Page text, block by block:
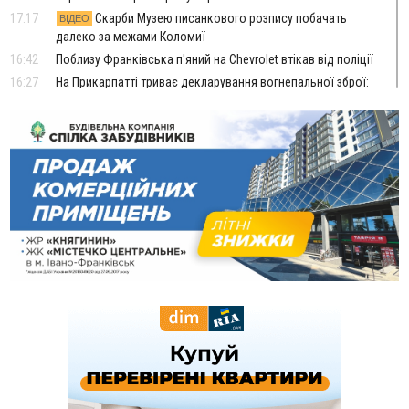
17:17
ВІДЕО Скарби Музею писанкового розпису побачать
далеко за межами Коломиї
16:42
Поблизу Франківська п'яний на Chevrolet втікав від поліції
16:27
На Прикарпатті триває декларування вогнепальної зброї:
15:58
Понад 9 тис. прикарпатських вступників отримали
рекомендації до зарахування на бакалаврат у ВНЗ
15:28
Кілька вулиць у Долині тимчасово залишаться без газу
15:02
ФОТО У Старуні відбулася Патріарша проща
14:35
Не знає англійську на достатньому рівні. Франківець Лев
Кишакевич не зможе стати суддею Міжнародного
кримінального суду
14:14
У Ворохті проведуть Кубок ФЛСУ зі стрибків на лижах,
На Калущині розшукали чоловіка, який три дні
Боднар розповів про реакцію влади Польщі на атаки на
українців та про зміни після 23 серпня
ВІДЕО "Едельвейси" щемливо привітали рідну Коломию з